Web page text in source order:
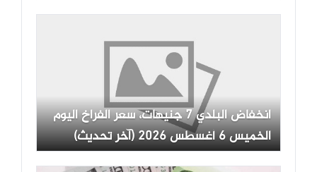
انخفاض البلدي 7 جنيهات، سعر الفراخ اليوم
الخميس 6 أغسطس 2026 (آخر تحديث)